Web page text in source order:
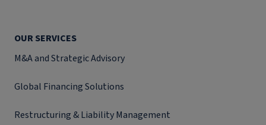
OUR SERVICES
M&A and Strategic Advisory
Global Financing Solutions
Restructuring & Liability Management